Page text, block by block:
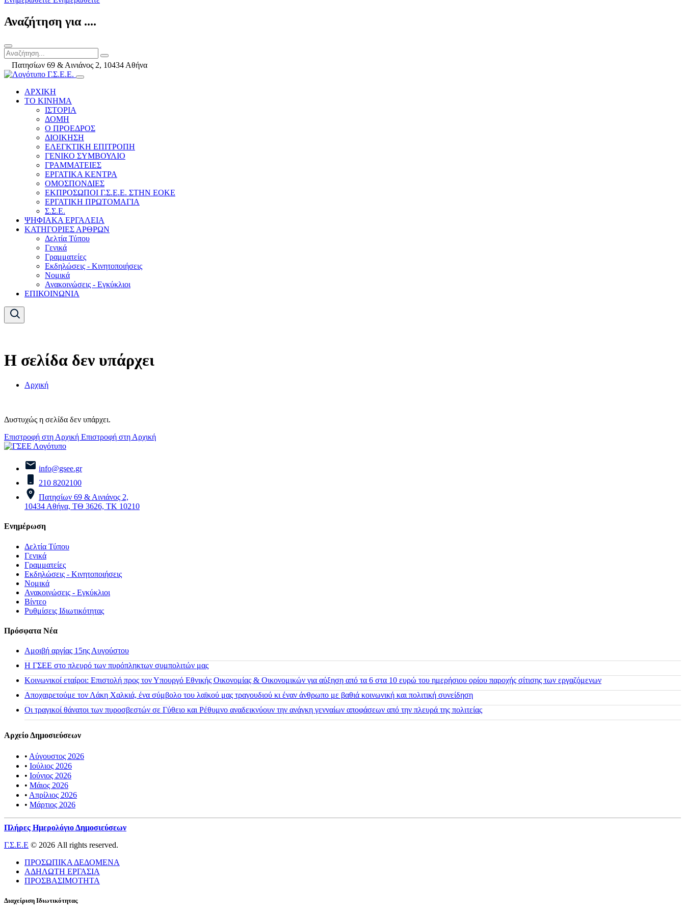
Αναζήτηση για ....
Πατησίων 69 & Αινιάνος 2, 10434 Αθήνα
ΑΡΧΙΚΗ
ΤΟ ΚΙΝΗΜΑ
ΙΣΤΟΡΙΑ
ΔΟΜΗ
Ο ΠΡΟΕΔΡΟΣ
ΔΙΟΙΚΗΣΗ
ΕΛΕΓΚΤΙΚΗ ΕΠΙΤΡΟΠΗ
ΓΕΝΙΚΟ ΣΥΜΒΟΥΛΙΟ
ΓΡΑΜΜΑΤΕΙΕΣ
ΕΡΓΑΤΙΚΑ ΚΕΝΤΡΑ
ΟΜΟΣΠΟΝΔΙΕΣ
ΕΚΠΡΟΣΩΠΟΙ Γ.Σ.Ε.Ε. ΣΤΗΝ ΕΟΚΕ
ΕΡΓΑΤΙΚΗ ΠΡΩΤΟΜΑΓΙΑ
Σ.Σ.Ε.
ΨΗΦΙΑΚΑ ΕΡΓΑΛΕΙΑ
ΚΑΤΗΓΟΡΙΕΣ ΑΡΘΡΩΝ
Δελτία Τύπου
Γενικά
Γραμματείες
Εκδηλώσεις - Κινητοποιήσεις
Νομικά
Ανακοινώσεις - Εγκύκλιοι
ΕΠΙΚΟΙΝΩΝΙΑ
Η σελίδα δεν υπάρχει
Αρχική
Δυστυχώς η σελίδα δεν υπάρχει.
Επιστροφή στη Αρχική Επιστροφή στη Αρχική
info@gsee.gr
210 8202100
Πατησίων 69 & Αινιάνος 2,
10434 Αθήνα, ΤΘ 3626, ΤΚ 10210
Ενημέρωση
Δελτία Τύπου
Γενικά
Γραμματείες
Εκδηλώσεις - Κινητοποιήσεις
Νομικά
Ανακοινώσεις - Εγκύκλιοι
Βίντεο
Ρυθμίσεις Ιδιωτικότητας
Πρόσφατα Νέα
Αμοιβή αργίας 15ης Αυγούστου
H ΓΣΕΕ στο πλευρό των πυρόπληκτων συμπολιτών μας
Κοινωνικοί εταίροι: Επιστολή προς τον Υπουργό Εθνικής Οικονομίας & Οικονομικών για αύξηση από τα 6 στα 10 ευρώ του ημερήσιου ορίου παροχής σίτισης των εργαζόμενων
Αποχαιρετούμε τον Λάκη Χαλκιά, ένα σύμβολο του λαϊκού μας τραγουδιού κι έναν άνθρωπο με βαθιά κοινωνική και πολιτική συνείδηση
Οι τραγικοί θάνατοι των πυροσβεστών σε Γύθειο και Ρέθυμνο αναδεικνύουν την ανάγκη γενναίων αποφάσεων από την πλευρά της πολιτείας
Αρχείο Δημοσιεύσεων
• Αύγουστος 2026
• Ιούλιος 2026
• Ιούνιος 2026
• Μάιος 2026
• Απρίλιος 2026
• Μάρτιος 2026
Πλήρες Ημερολόγιο Δημοσιεύσεων
Γ.Σ.Ε.Ε © 2026 All rights reserved.
ΠΡΟΣΩΠΙΚΑ ΔΕΔΟΜΕΝΑ
ΑΔΗΛΩΤΗ ΕΡΓΑΣΙΑ
ΠΡΟΣΒΑΣΙΜΟΤΗΤΑ
Διαχείριση Ιδιωτικότητας